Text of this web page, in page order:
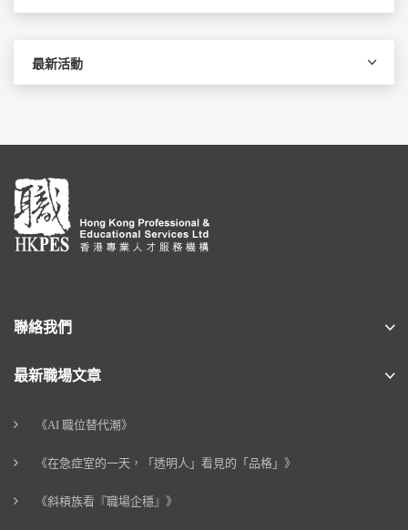
最新活動
聯絡我們
最新職場文章
《AI 職位替代潮》
《在急症室的一天，「透明人」看見的「品格」》
《斜槓族看『職場企穩』》